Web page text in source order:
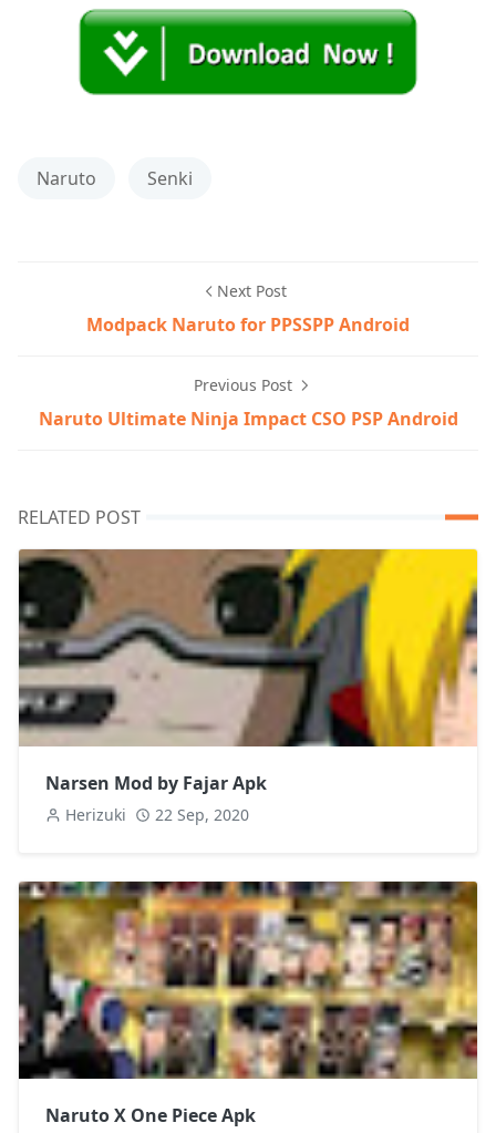
Naruto Senki
Next Post
Modpack Naruto for PPSSPP Android
Previous Post
Naruto Ultimate Ninja Impact CSO PSP Android
RELATED POST
Narsen Mod by Fajar Apk
Herizuki 22 Sep, 2020
Naruto X One Piece Apk